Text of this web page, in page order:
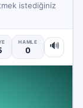
istediğiniz